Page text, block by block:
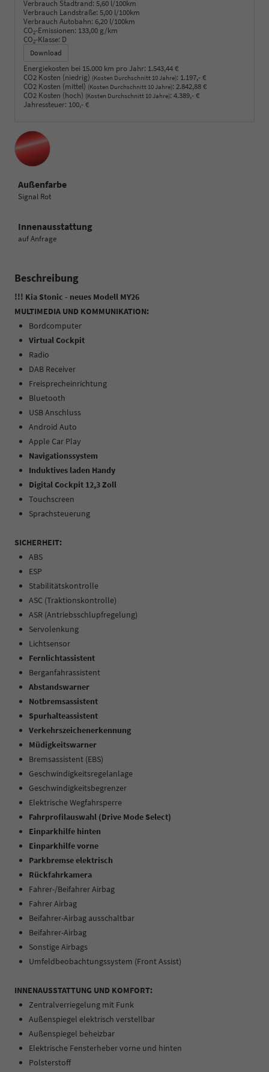
Verbrauch Stadtrand: 5,60 l/100km
Verbrauch Landstraße: 5,00 l/100km
Verbrauch Autobahn: 6,20 l/100km
CO2-Emissionen: 133,00 g/km
CO2-Klasse: D
Download
Energiekosten bei 15.000 km pro Jahr: 1.543,44 €
CO2 Kosten (niedrig) (Kosten Durchschnitt 10 Jahre): 1.197,- €
CO2 Kosten (mittel) (Kosten Durchschnitt 10 Jahre): 2.842,88 €
CO2 Kosten (hoch) (Kosten Durchschnitt 10 Jahre): 4.389,- €
Jahressteuer: 100,- €
Außenfarbe
Signal Rot
Innenausstattung
auf Anfrage
Beschreibung
!!! Kia Stonic - neues Modell MY26
MULTIMEDIA UND KOMMUNIKATION:
Bordcomputer
Virtual Cockpit
Radio
DAB Receiver
Freisprecheinrichtung
Bluetooth
USB Anschluss
Android Auto
Apple Car Play
Navigationssystem
Induktives laden Handy
Digital Cockpit 12,3 Zoll
Touchscreen
Sprachsteuerung
SICHERHEIT:
ABS
ESP
Stabilitätskontrolle
ASC (Traktionskontrolle)
ASR (Antriebsschlupfregelung)
Servolenkung
Lichtsensor
Fernlichtassistent
Berganfahrassistent
Abstandswarner
Notbremsassistent
Spurhalteassistent
Verkehrszeichenerkennung
Müdigkeitswarner
Bremsassistent (EBS)
Geschwindigkeitsregelanlage
Geschwindigkeitsbegrenzer
Elektrische Wegfahrsperre
Fahrprofilauswahl (Drive Mode Select)
Einparkhilfe hinten
Einparkhilfe vorne
Parkbremse elektrisch
Rückfahrkamera
Fahrer-/Beifahrer Airbag
Fahrer Airbag
Beifahrer-Airbag ausschaltbar
Beifahrer-Airbag
Sonstige Airbags
Umfeldbeobachtungssystem (Front Assist)
INNENAUSSTATTUNG UND KOMFORT:
Zentralverriegelung mit Funk
Außenspiegel elektrisch verstellbar
Außenspiegel beheizbar
Elektrische Fensterheber vorne und hinten
Polsterstoff